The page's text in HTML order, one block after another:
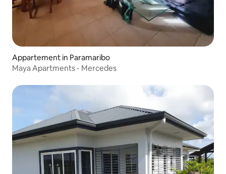
Appartement in Paramaribo
Maya Apartments - Mercedes